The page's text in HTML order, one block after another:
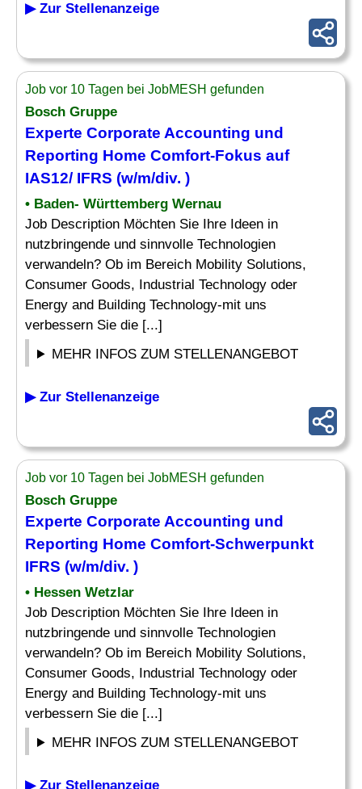
▶ Zur Stellenanzeige
Job vor 10 Tagen bei JobMESH gefunden
Bosch Gruppe
Experte Corporate Accounting und
Reporting Home Comfort-Fokus auf
IAS12/ IFRS (w/m/div. )
• Baden- Württemberg Wernau
Job Description Möchten Sie Ihre Ideen in
nutzbringende und sinnvolle Technologien
verwandeln? Ob im Bereich Mobility Solutions,
Consumer Goods, Industrial Technology oder
Energy and Building Technology-mit uns
verbessern Sie die [...]
MEHR INFOS ZUM STELLENANGEBOT
▶ Zur Stellenanzeige
Job vor 10 Tagen bei JobMESH gefunden
Bosch Gruppe
Experte Corporate Accounting und
Reporting Home Comfort-Schwerpunkt
IFRS (w/m/div. )
• Hessen Wetzlar
Job Description Möchten Sie Ihre Ideen in
nutzbringende und sinnvolle Technologien
verwandeln? Ob im Bereich Mobility Solutions,
Consumer Goods, Industrial Technology oder
Energy and Building Technology-mit uns
verbessern Sie die [...]
MEHR INFOS ZUM STELLENANGEBOT
▶ Zur Stellenanzeige